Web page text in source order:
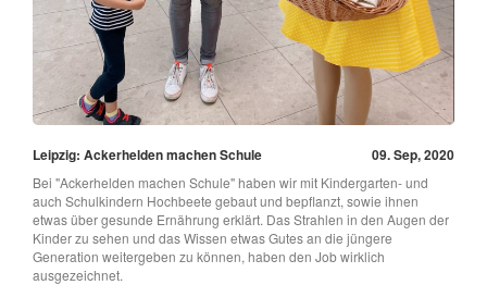
Leipzig: Ackerhelden machen Schule 09. Sep, 2020
Bei "Ackerhelden machen Schule" haben wir mit Kindergarten- und
auch Schulkindern Hochbeete gebaut und bepflanzt, sowie ihnen
etwas über gesunde Ernährung erklärt. Das Strahlen in den Augen der
Kinder zu sehen und das Wissen etwas Gutes an die jüngere
Generation weitergeben zu können, haben den Job wirklich
ausgezeichnet.